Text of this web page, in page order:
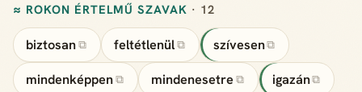
≈ ROKON ÉRTELMŰ SZAVAK · 12
biztosan ⧉ feltétlenül ⧉ szívesen⧉
mindenképpen ⧉ mindenesetre ⧉ igazán⧉